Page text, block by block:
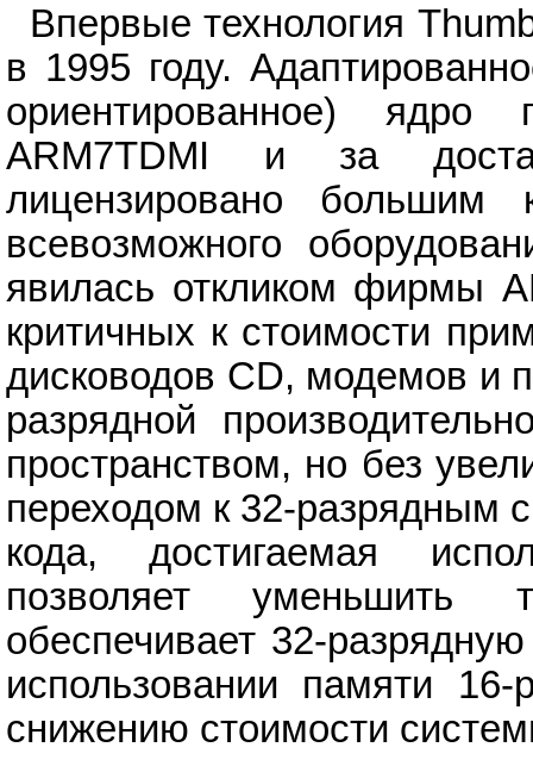
Впервые технология
в 1995 году.
ориентированное) ядро
ARM7TDMI и за
лицензировано большим
всевозможного
явилась откликом фирмы
критичных к стоимости
дисководов CD, модемов и
разрядной
пространством, но без
переходом к 32-разрядным
кода, достигаемая
позволяет
обеспечивает 32-
использовании памяти
снижению стоимости